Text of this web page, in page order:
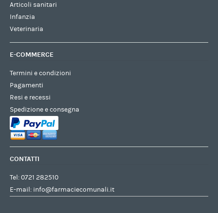
Articoli sanitari
Infanzia
Veterinaria
E-COMMERCE
Termini e condizioni
Pagamenti
Resi e recessi
Spedizione e consegna
CONTATTI
Tel:0721 282510
E-mail: info@farmaciecomunali.it